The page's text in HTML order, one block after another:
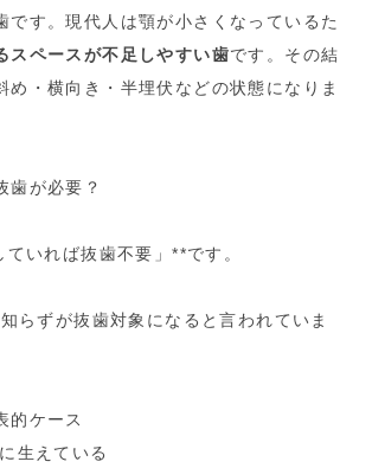
です。現代人は顎が小さくなっているた
スペースが不足しやすい歯です。その結
め・横向き・半埋伏などの状態になりま
歯が必要？
いれば抜歯不要」**です。
らずが抜歯対象になると言われていま
的ケース
生えている